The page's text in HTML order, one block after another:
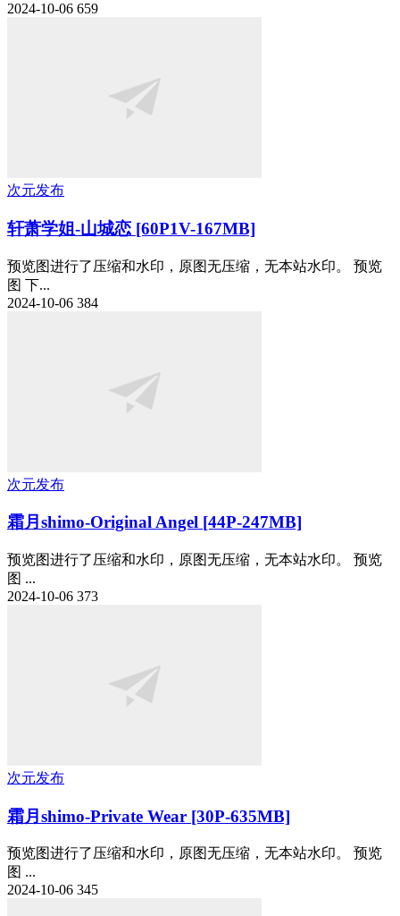
2024-10-06 659
次元发布
轩萧学姐-山城恋 [60P1V-167MB]
预览图进行了压缩和水印，原图无压缩，无本站水印。 预览
图 下...
2024-10-06 384
次元发布
霜月shimo-Original Angel [44P-247MB]
预览图进行了压缩和水印，原图无压缩，无本站水印。 预览
图 ...
2024-10-06 373
次元发布
霜月shimo-Private Wear [30P-635MB]
预览图进行了压缩和水印，原图无压缩，无本站水印。 预览
图 ...
2024-10-06 345